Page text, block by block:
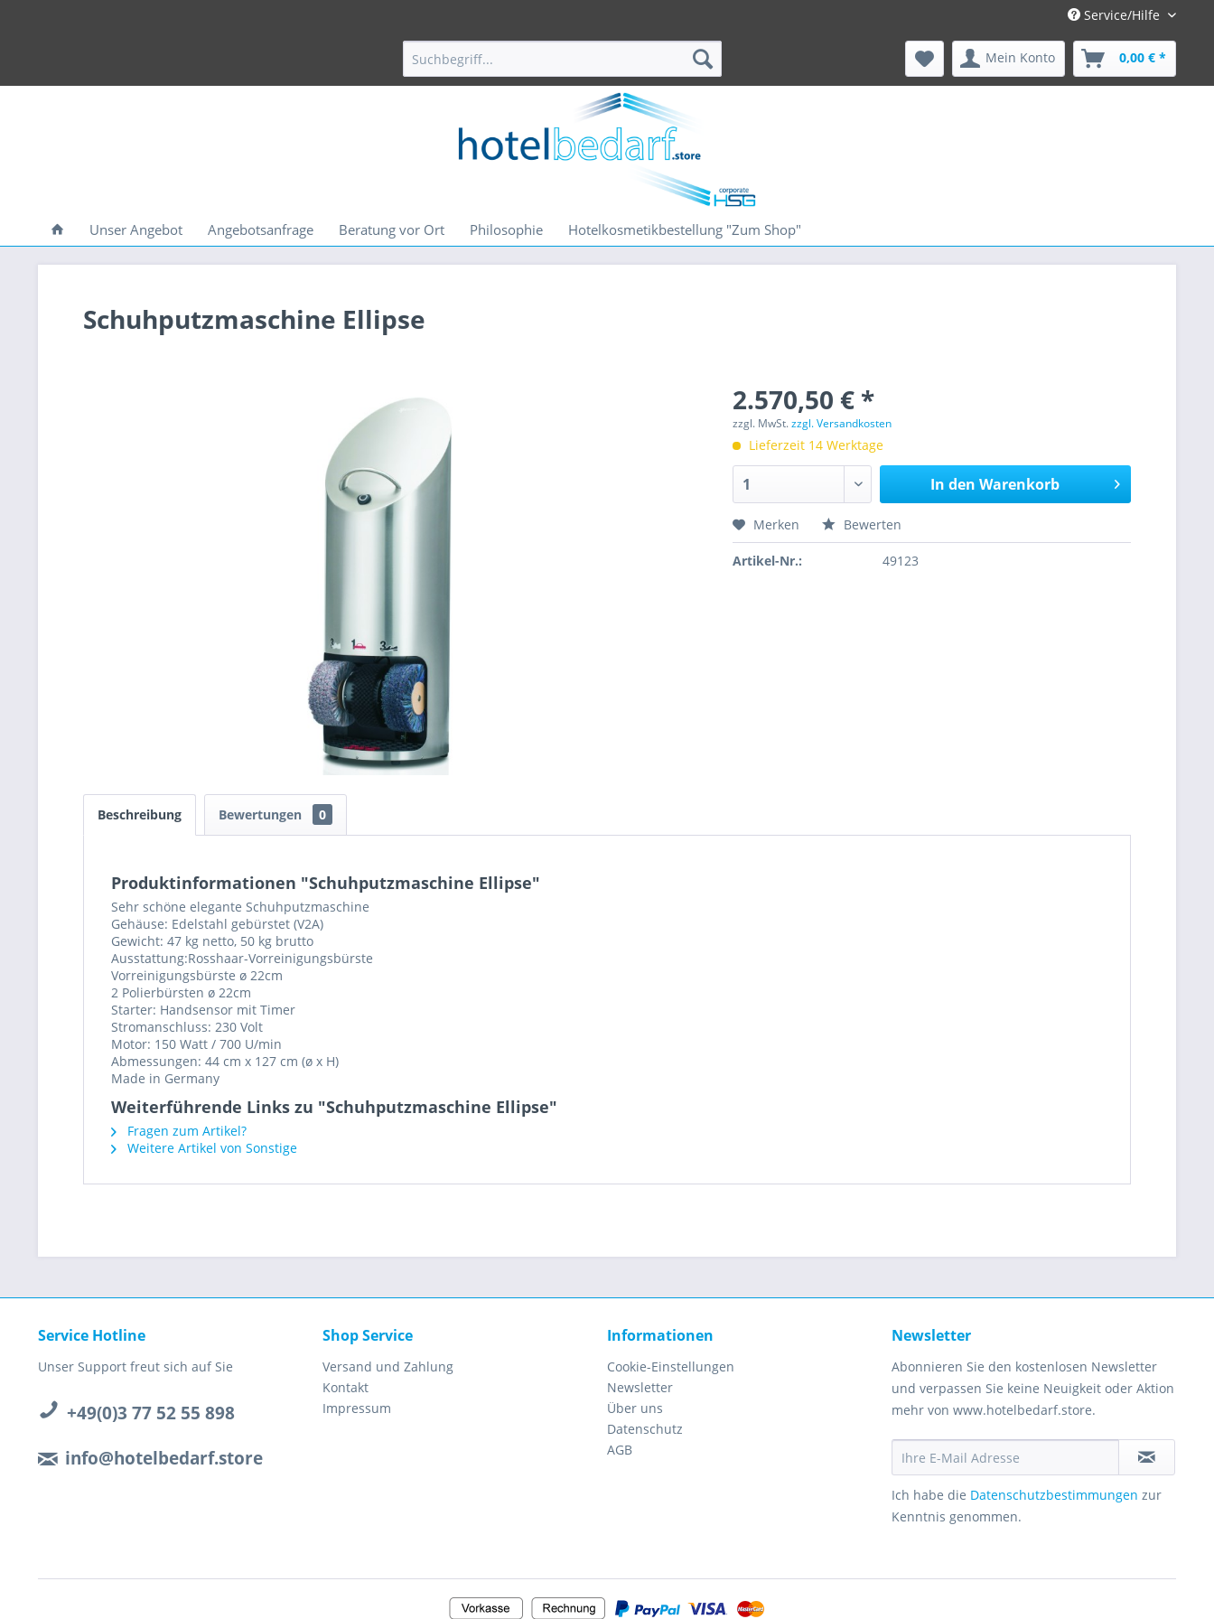
Service/Hilfe
Mein Konto 0,00 € *
Unser Angebot Angebotsanfrage Beratung vor Ort Philosophie Hotelkosmetikbestellung "Zum Shop"
Schuhputzmaschine Ellipse
2.570,50 € *
zzgl. MwSt.zzgl. Versandkosten
Lieferzeit 14 Werktage
In den Warenkorb
Merken Bewerten
Artikel-Nr.: 49123
Beschreibung Bewertungen 0
Produktinformationen "Schuhputzmaschine Ellipse"
Sehr schöne elegante Schuhputzmaschine
Gehäuse: Edelstahl gebürstet (V2A)
Gewicht: 47 kg netto, 50 kg brutto
Ausstattung:Rosshaar-Vorreinigungsbürste
Vorreinigungsbürste ø 22cm
2 Polierbürsten ø 22cm
Starter: Handsensor mit Timer
Stromanschluss: 230 Volt
Motor: 150 Watt / 700 U/min
Abmessungen: 44 cm x 127 cm (ø x H)
Made in Germany
Weiterführende Links zu "Schuhputzmaschine Ellipse"
Fragen zum Artikel?
Weitere Artikel von Sonstige
Service Hotline
Unser Support freut sich auf Sie
+49(0)3 77 52 55 898
info@hotelbedarf.store
Shop Service
Versand und Zahlung
Kontakt
Impressum
Informationen
Cookie-Einstellungen
Newsletter
Über uns
Datenschutz
AGB
Newsletter
Abonnieren Sie den kostenlosen Newsletter
und verpassen Sie keine Neuigkeit oder Aktion
mehr von www.hotelbedarf.store.
Ich habe die Datenschutzbestimmungen zur
Kenntnis genommen.